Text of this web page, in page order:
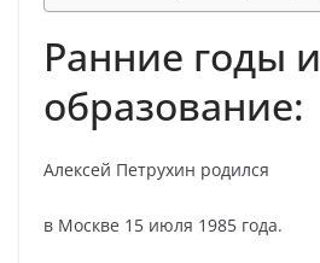
Ранние годы и
образование:
Алексей Петрухин родился
в Москве 15 июля 1985 года.